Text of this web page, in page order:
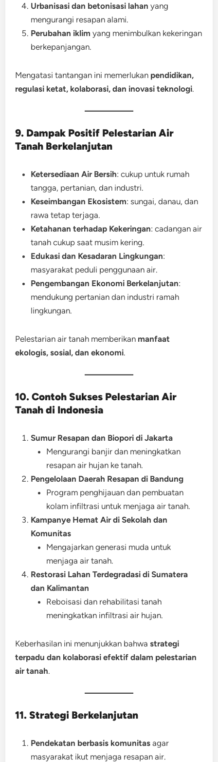
Urbanisasi dan betonisasi lahan yang
mengurangi resapan alami.
Perubahan iklim yang menimbulkan kekeringan
berkepanjangan.
Mengatasi tantangan ini memerlukan pendidikan,
regulasi ketat, kolaborasi, dan inovasi teknologi.
9. Dampak Positif Pelestarian Air
Tanah Berkelanjutan
Ketersediaan Air Bersih: cukup untuk rumah
tangga, pertanian, dan industri.
Keseimbangan Ekosistem: sungai, danau, dan
rawa tetap terjaga.
Ketahanan terhadap Kekeringan: cadangan air
tanah cukup saat musim kering.
Edukasi dan Kesadaran Lingkungan:
masyarakat peduli penggunaan air.
Pengembangan Ekonomi Berkelanjutan:
mendukung pertanian dan industri ramah
lingkungan.
Pelestarian air tanah memberikan manfaat
ekologis, sosial, dan ekonomi.
10. Contoh Sukses Pelestarian Air
Tanah di Indonesia
Sumur Resapan dan Biopori di Jakarta
Mengurangi banjir dan meningkatkan
resapan air hujan ke tanah.
Pengelolaan Daerah Resapan di Bandung
Program penghijauan dan pembuatan
kolam infiltrasi untuk menjaga air tanah.
Kampanye Hemat Air di Sekolah dan
Komunitas
Mengajarkan generasi muda untuk
menjaga air tanah.
Restorasi Lahan Terdegradasi di Sumatera
dan Kalimantan
Reboisasi dan rehabilitasi tanah
meningkatkan infiltrasi air hujan.
Keberhasilan ini menunjukkan bahwastrategi
terpadu dan kolaborasi efektif dalam pelestarian
air tanah.
11. Strategi Berkelanjutan
Pendekatan berbasis komunitas agar
masyarakat ikut menjaga resapan air.